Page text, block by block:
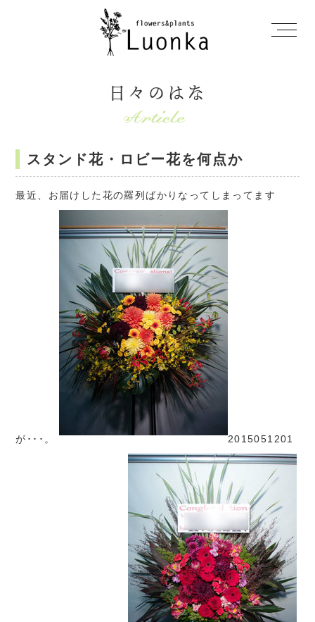
日々のはな
スタンド花・ロビー花を何点か
最近、お届けした花の羅列ばかりなってしまってます
が･･･。 2015051201